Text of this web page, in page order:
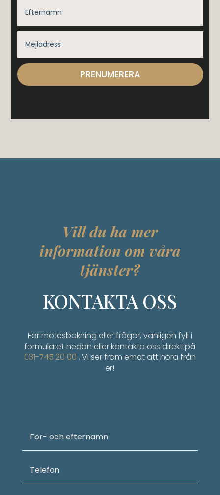
PRENUMERERA
Vill du ha mer
information om våra
tjänster?
KONTAKTA OSS
För mötesbokning eller frågor, vänligen fyll i
formuläret nedan eller kontakta oss direkt på
031-745 20 00 . Vi ser fram emot att höra från
er!